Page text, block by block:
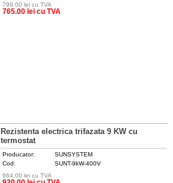
799.00 lei cu TVA
765.00 lei cu TVA
Rezistenta electrica trifazata 9 KW cu
termostat
Producator:
SUNSYSTEM
Cod:
SUNT-9kW-400V
964.00 lei cu TVA